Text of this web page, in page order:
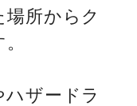
所からク
ハザードラ